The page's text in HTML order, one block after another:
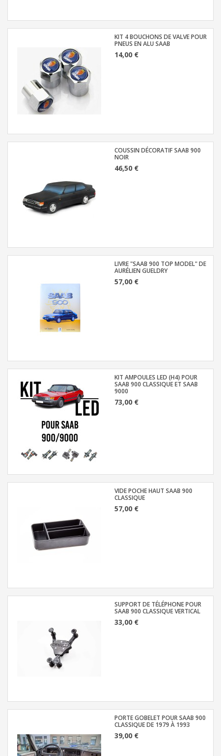
KIT 4 BOUCHONS DE VALVE POUR
PNEUS EN ALU SAAB
14,00 €
COUSSIN DÉCORATIF SAAB 900
NOIR
46,50 €
LIVRE "SAAB 900 TOP MODEL" DE
AURÉLIEN GUELDRY
57,00 €
KIT AMPOULES LED (H4) POUR
SAAB 900 CLASSIQUE ET SAAB
9000
73,00 €
VIDE POCHE HAUT SAAB 900
CLASSIQUE
57,00 €
SUPPORT DE TÉLÉPHONE POUR
SAAB 900 CLASSIQUE VERTICAL
33,00 €
PORTE GOBELET POUR SAAB 900
CLASSIQUE DE 1979 À 1993
39,00 €